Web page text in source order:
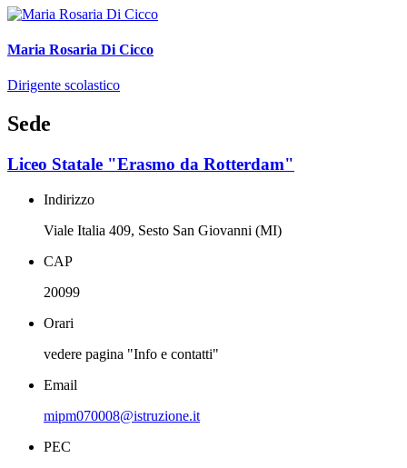
Maria Rosaria Di Cicco
Dirigente scolastico
Sede
Liceo Statale "Erasmo da Rotterdam"
Indirizzo
Viale Italia 409, Sesto San Giovanni (MI)
CAP
20099
Orari
vedere pagina "Info e contatti"
Email
mipm070008@istruzione.it
PEC